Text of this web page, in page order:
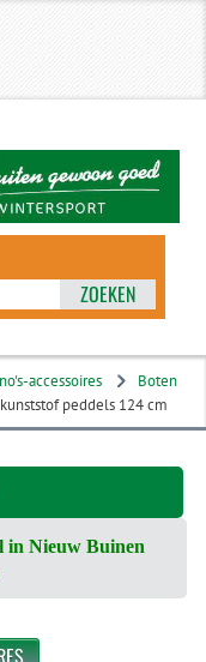
ZOEKEN
accessoires
Boten
peddels 124 cm
in Nieuw Buinen